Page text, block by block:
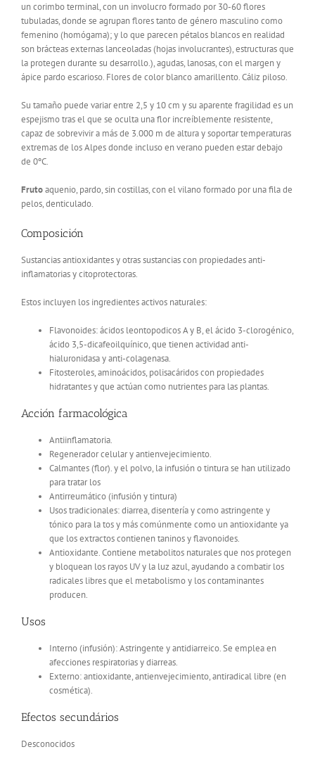
un corimbo terminal, con un involucro formado por 30-60 flores
tubuladas, donde se agrupan flores tanto de género masculino como
femenino (homógama); y lo que parecen pétalos blancos en realidad
son brácteas externas lanceoladas (hojas involucrantes), estructuras que
la protegen durante su desarrollo.), agudas, lanosas, con el margen y
ápice pardo escarioso. Flores de color blanco amarillento. Cáliz piloso.
Su tamaño puede variar entre 2,5 y 10 cm y su aparente fragilidad es un
espejismo tras el que se oculta una flor increíblemente resistente,
capaz de sobrevivir a más de 3.000 m de altura y soportar temperaturas
extremas de los Alpes donde incluso en verano pueden estar debajo
de 0ºC.
Frutoaquenio, pardo, sin costillas, con el vilano formado por una fila de
pelos, denticulado.
Composición
Sustancias antioxidantes y otras sustancias con propiedades anti-
inflamatorias y citoprotectoras.
Estos incluyen los ingredientes activos naturales:
Flavonoides: ácidos leontopodicos A y B, el ácido 3-clorogénico,
ácido 3,5-dicafeoilquínico, que tienen actividad anti-
hialuronidasa y anti-colagenasa.
Fitosteroles, aminoácidos, polisacáridos con propiedades
hidratantes y que actúan como nutrientes para las plantas.
Acción farmacológica
Antiinflamatoria.
Regenerador celular y antienvejecimiento.
Calmantes (flor). y el polvo, la infusión o tintura se han utilizado
para tratar los
Antirreumático (infusión y tintura)
Usos tradicionales: diarrea, disentería y como astringente y
tónico para la tos y más comúnmente como un antioxidante ya
que los extractos contienen taninos y flavonoides.
Antioxidante. Contiene metabolitos naturales que nos protegen
y bloquean los rayos UV y la luz azul, ayudando a combatir los
radicales libres que el metabolismo y los contaminantes
producen.
Usos
Interno (infusión): Astringente y antidiarreico. Se emplea en
afecciones respiratorias y diarreas.
Externo: antioxidante, antienvejecimiento, antiradical libre (en
cosmética).
Efectos secundários
Desconocidos